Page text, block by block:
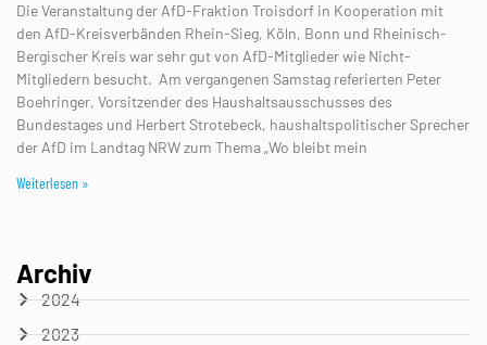
Die Veranstaltung der AfD-Fraktion Troisdorf in Kooperation mit
den AfD-Kreisverbänden Rhein-Sieg, Köln, Bonn und Rheinisch-
Bergischer Kreis war sehr gut von AfD-Mitglieder wie Nicht-
Mitgliedern besucht. Am vergangenen Samstag referierten Peter
Boehringer, Vorsitzender des Haushaltsausschusses des
Bundestages und Herbert Strotebeck, haushaltspolitischer Sprecher
der AfD im Landtag NRW zum Thema „Wo bleibt mein
Weiterlesen »
Archiv
2024
2023